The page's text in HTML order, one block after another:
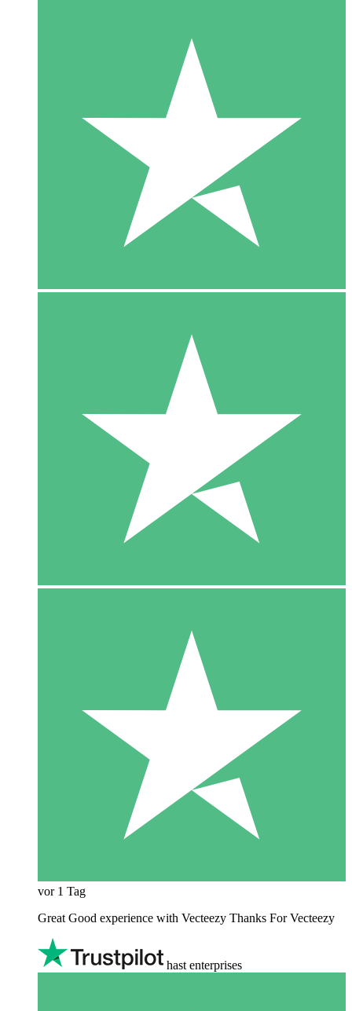
vor 1 Tag
Great Good experience with Vecteezy Thanks For Vecteezy
hast enterprises